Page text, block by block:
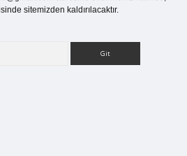
sitemizden kaldırılacaktır.